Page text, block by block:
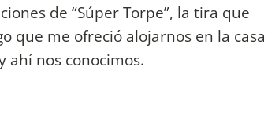
de “Súper Torpe”, la tira que
que me ofreció alojarnos en la casa
ahí nos conocimos.